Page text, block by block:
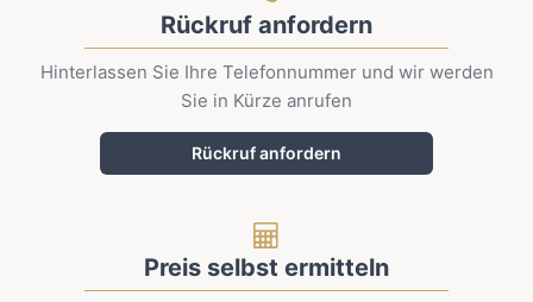
Rückruf anfordern
Hinterlassen Sie Ihre Telefonnummer und wir werden
Sie in Kürze anrufen
Rückruf anfordern
Preis selbst ermitteln